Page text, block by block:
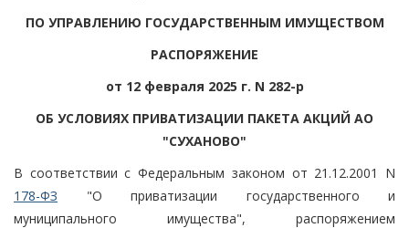
ПО УПРАВЛЕНИЮ ГОСУДАРСТВЕННЫМ ИМУЩЕСТВОМ
РАСПОРЯЖЕНИЕ
от 12 февраля 2025 г. N 282-р
ОБ УСЛОВИЯХ ПРИВАТИЗАЦИИ ПАКЕТА АКЦИЙ АО
"СУХАНОВО"
В соответствии с Федеральным законом от 21.12.2001 N
178-ФЗ "О приватизации государственного и
муниципального имущества", распоряжением